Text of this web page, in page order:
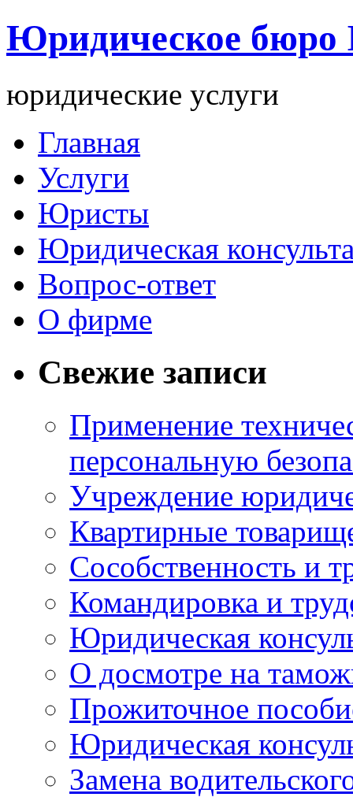
Юридическое бюро
юридические услуги
Главная
Услуги
Юристы
Юридическая
Вопрос-ответ
О фирме
Свежие записи
Применение
персональную
Учреждение
Квартирные
Сособственность и
Командировка и
Юридическая
О досмотре на
Прожиточное
Юридическая
Замена